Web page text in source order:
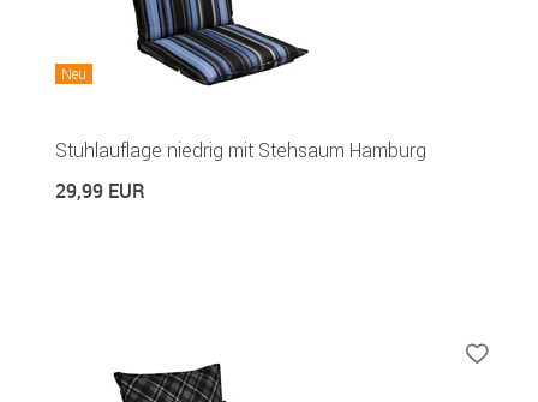
Neu
Stuhlauflage niedrig mit Stehsaum Hamburg
29,99 EUR